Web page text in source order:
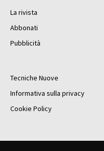
La rivista
Abbonati
Pubblicità
Tecniche Nuove
Informativa sulla privacy
Cookie Policy